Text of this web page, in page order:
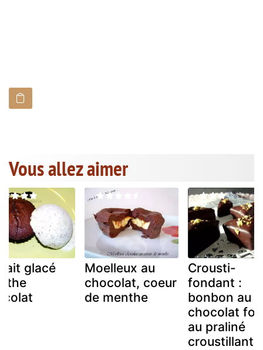
Vous allez aimer
glacé
Moelleux au
chocolat, coeur
de menthe
Crousti-
fondant :
bonbon au
chocolat
au praliné
croustillant